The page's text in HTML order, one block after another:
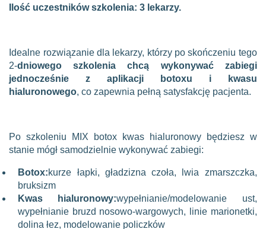
Ilość uczestników szkolenia: 3 lekarzy.
Idealne rozwiązanie dla lekarzy, którzy po skończeniu tego
2-dniowego szkolenia chcą wykonywać zabiegi
jednocześnie z aplikacji botoxu i kwasu
hialuronowego, co zapewnia pełną satysfakcję pacjenta.
Po szkoleniu MIX botox kwas hialuronowy będziesz w
stanie mógł samodzielnie wykonywać zabiegi:
Botox:kurze łapki, gładzizna czoła, lwia zmarszczka,
bruksizm
Kwas hialuronowy:wypełnianie/modelowanie ust,
wypełnianie bruzd nosowo-wargowych, linie marionetki,
dolina łez, modelowanie policzków